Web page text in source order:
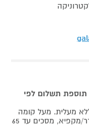
תוספת תשלום לפי
מעלית. מעל קומה
ב' 40-50 ₪ למוצר לבן, 60-80 ₪ למקרר/מקפיא, מסכים עד 65